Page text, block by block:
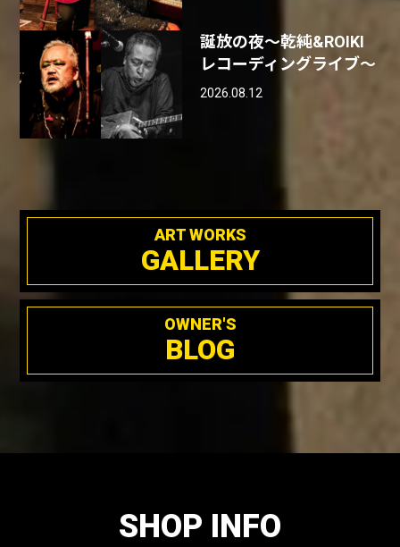
誕放の夜〜乾純&ROIKI
レコーディングライブ〜
2026.08.12
ART WORKS
GALLERY
OWNER'S
BLOG
SHOP INFO